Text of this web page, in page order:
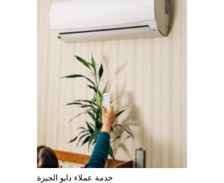
خدمة عملاء دايو الجيزة